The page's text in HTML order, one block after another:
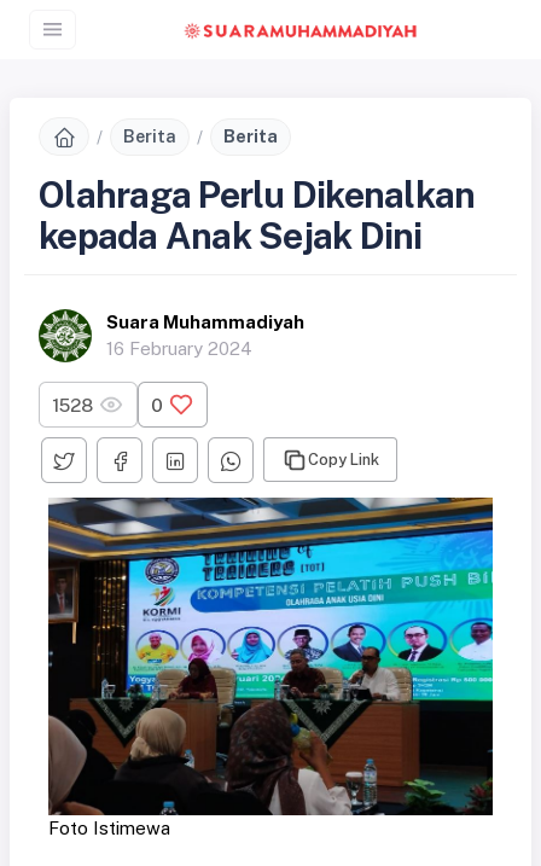
Berita Berita
Olahraga Perlu Dikenalkan
kepada Anak Sejak Dini
Suara Muhammadiyah
16 February 2024
1528 0
Copy Link
Foto Istimewa